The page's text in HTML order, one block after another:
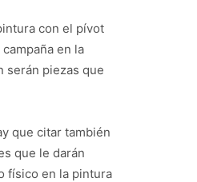
con el pívot
en la
serán piezas que
que citar también
que le darán
físico en la pintura